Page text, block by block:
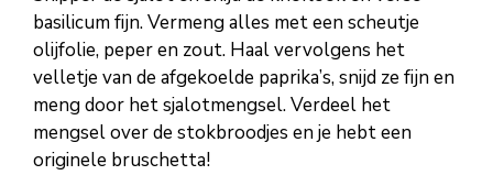
basilicum fijn. Vermeng alles met een scheutje
olijfolie, peper en zout. Haal vervolgens het
velletje van de afgekoelde paprika’s, snijd ze fijn en
meng door het sjalotmengsel. Verdeel het
mengsel over de stokbroodjes en je hebt een
originele bruschetta!